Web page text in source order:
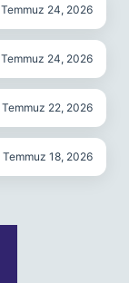
Temmuz 24, 2026
Temmuz 24, 2026
Temmuz 22, 2026
Temmuz 18, 2026